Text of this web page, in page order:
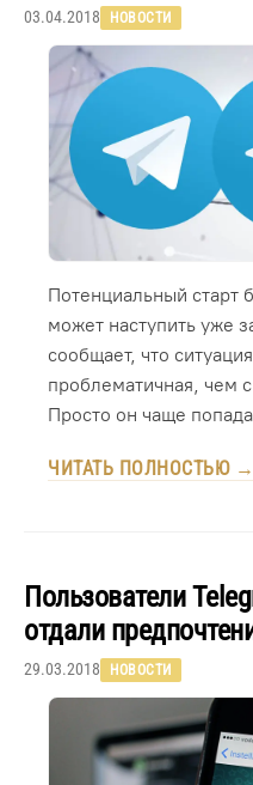
03.04.2018 НОВОСТИ
Потенциальный старт
может наступить уже
сообщает, что
проблематичная, чем
Просто он чаще
ЧИТАТЬ ПОЛНОСТЬЮ →
Пользователи
отдали
29.03.2018 НОВОСТИ